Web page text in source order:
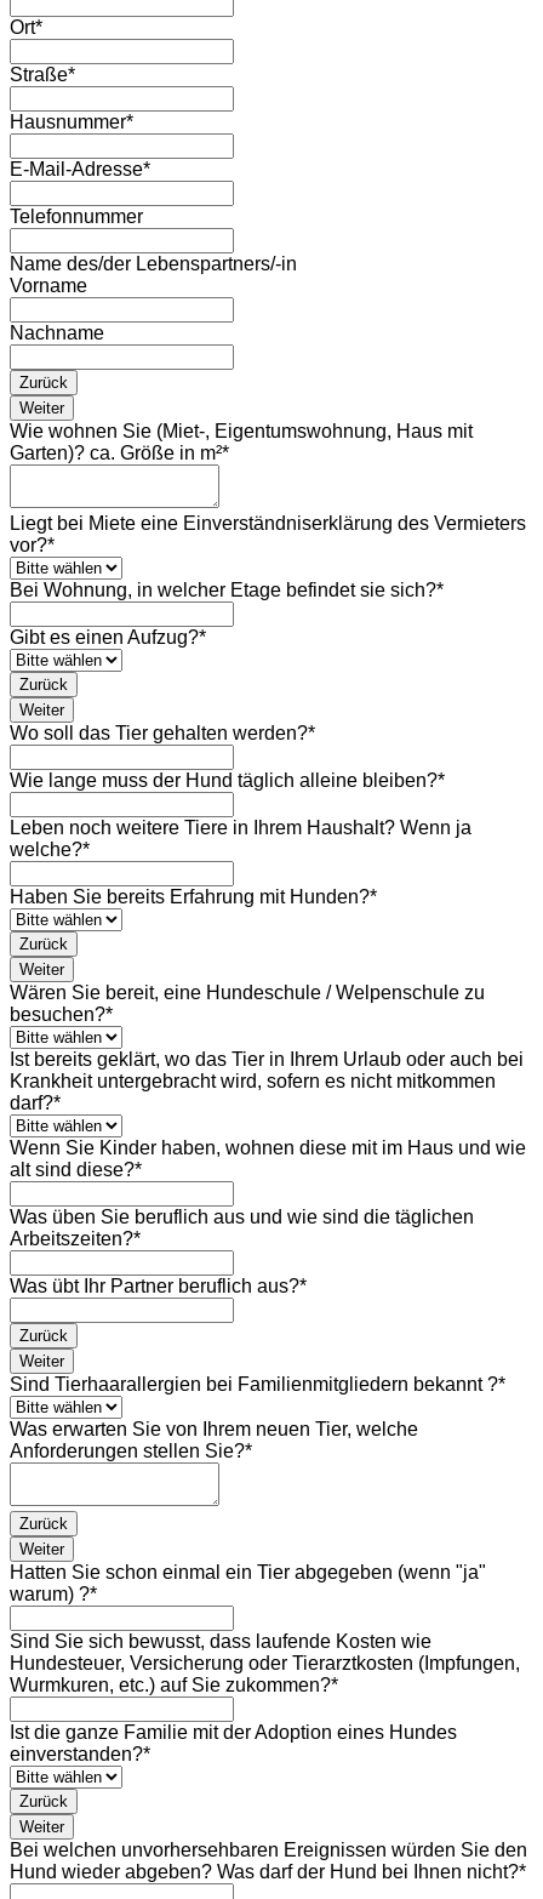
Ort*
Straße*
Hausnummer*
E-Mail-Adresse*
Telefonnummer
Name des/der Lebenspartners/-in
Vorname
Nachname
Zurück
Weiter
Wie wohnen Sie (Miet-, Eigentumswohnung, Haus mit
Garten)? ca. Größe in m²*
Liegt bei Miete eine Einverständniserklärung des Vermieters
vor?*
Bei Wohnung, in welcher Etage befindet sie sich?*
Gibt es einen Aufzug?*
Zurück
Weiter
Wo soll das Tier gehalten werden?*
Wie lange muss der Hund täglich alleine bleiben?*
Leben noch weitere Tiere in Ihrem Haushalt? Wenn ja
welche?*
Haben Sie bereits Erfahrung mit Hunden?*
Zurück
Weiter
Wären Sie bereit, eine Hundeschule / Welpenschule zu
besuchen?*
Ist bereits geklärt, wo das Tier in Ihrem Urlaub oder auch bei
Krankheit untergebracht wird, sofern es nicht mitkommen
darf?*
Wenn Sie Kinder haben, wohnen diese mit im Haus und wie
alt sind diese?*
Was üben Sie beruflich aus und wie sind die täglichen
Arbeitszeiten?*
Was übt Ihr Partner beruflich aus?*
Zurück
Weiter
Sind Tierhaarallergien bei Familienmitgliedern bekannt ?*
Was erwarten Sie von Ihrem neuen Tier, welche
Anforderungen stellen Sie?*
Zurück
Weiter
Hatten Sie schon einmal ein Tier abgegeben (wenn "ja"
warum) ?*
Sind Sie sich bewusst, dass laufende Kosten wie
Hundesteuer, Versicherung oder Tierarztkosten (Impfungen,
Wurmkuren, etc.) auf Sie zukommen?*
Ist die ganze Familie mit der Adoption eines Hundes
einverstanden?*
Zurück
Weiter
Bei welchen unvorhersehbaren Ereignissen würden Sie den
Hund wieder abgeben? Was darf der Hund bei Ihnen nicht?*